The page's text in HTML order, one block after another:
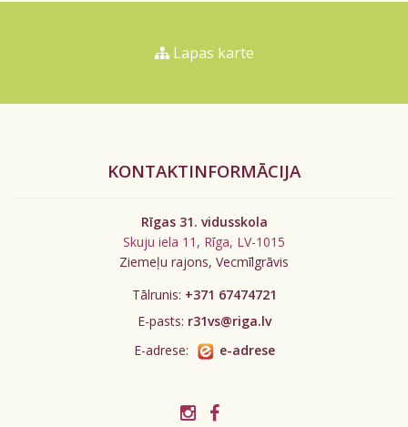
Lapas karte
KONTAKTINFORMĀCIJA
Rīgas 31. vidusskola
Skuju iela 11, Rīga, LV-1015
Ziemeļu rajons, Vecmīlgrāvis
Tālrunis: +371 67474721
E-pasts: r31vs@riga.lv
E-adrese:
e-adrese